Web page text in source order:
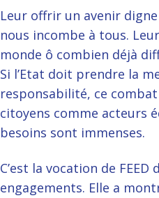
Leur offrir un avenir
nous incombe à tous.
monde ô combien déjà
Si l’Etat doit prendre la
responsabilité, ce
citoyens comme acteurs
besoins sont immenses.
C’est la vocation de
engagements. Elle a